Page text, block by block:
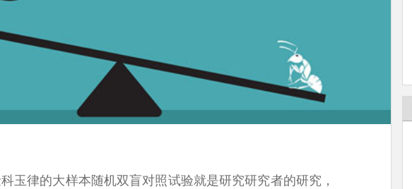
玉律的大样本随机双盲对照试验就是研究研究者的研究，